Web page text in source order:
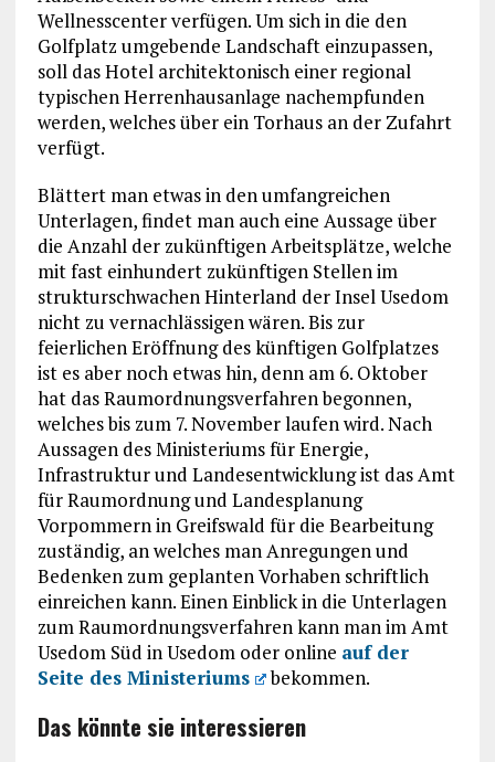
Wellnesscenter verfügen. Um sich in die den
Golfplatz umgebende Landschaft einzupassen,
soll das Hotel architektonisch einer regional
typischen Herrenhausanlage nachempfunden
werden, welches über ein Torhaus an der Zufahrt
verfügt.
Blättert man etwas in den umfangreichen
Unterlagen, findet man auch eine Aussage über
die Anzahl der zukünftigen Arbeitsplätze, welche
mit fast einhundert zukünftigen Stellen im
strukturschwachen Hinterland der Insel Usedom
nicht zu vernachlässigen wären. Bis zur
feierlichen Eröffnung des künftigen Golfplatzes
ist es aber noch etwas hin, denn am 6. Oktober
hat das Raumordnungsverfahren begonnen,
welches bis zum 7. November laufen wird. Nach
Aussagen des Ministeriums für Energie,
Infrastruktur und Landesentwicklung ist das Amt
für Raumordnung und Landesplanung
Vorpommern in Greifswald für die Bearbeitung
zuständig, an welches man Anregungen und
Bedenken zum geplanten Vorhaben schriftlich
einreichen kann. Einen Einblick in die Unterlagen
zum Raumordnungsverfahren kann man im Amt
Usedom Süd in Usedom oder online auf der
Seite des Ministeriums
bekommen.
Das könnte sie interessieren